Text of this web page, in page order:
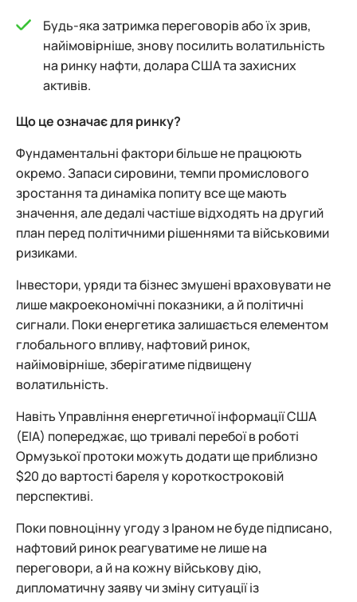
Будь-яка затримка переговорів або їх зрив,
найімовірніше, знову посилить волатильність
на ринку нафти, долара США та захисних
активів.
Що це означає для ринку?
Фундаментальні фактори більше не працюють
окремо. Запаси сировини, темпи промислового
зростання та динаміка попиту все ще мають
значення, але дедалі частіше відходять на другий
план перед політичними рішеннями та військовими
ризиками.
Інвестори, уряди та бізнес змушені враховувати не
лише макроекономічні показники, а й політичні
сигнали. Поки енергетика залишається елементом
глобального впливу, нафтовий ринок,
найімовірніше, зберігатиме підвищену
волатильність.
Навіть Управління енергетичної інформації США
(EIA) попереджає, що тривалі перебої в роботі
Ормузької протоки можуть додати ще приблизно
$20 до вартості бареля у короткостроковій
перспективі.
Поки повноцінну угоду з Іраном не буде підписано,
нафтовий ринок реагуватиме не лише на
переговори, а й на кожну військову дію,
дипломатичну заяву чи зміну ситуації із